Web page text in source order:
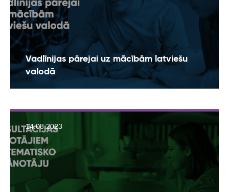
Vadlīnijas pārejai uz mācībām latviešu
valodā
14.08.2023